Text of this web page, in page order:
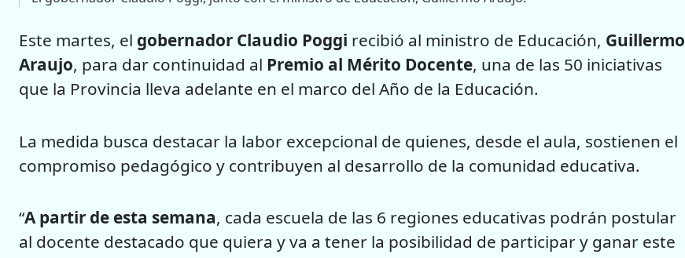
Este martes, el gobernador Claudio Poggi recibió al ministro de Educación, Guillermo
Araujo, para dar continuidad al Premio al Mérito Docente, una de las 50 iniciativas
que la Provincia lleva adelante en el marco del Año de la Educación.
La medida busca destacar la labor excepcional de quienes, desde el aula, sostienen el
compromiso pedagógico y contribuyen al desarrollo de la comunidad educativa.
“A partir de esta semana, cada escuela de las 6 regiones educativas podrán postular
al docente destacado que quiera y va a tener la posibilidad de participar y ganar este